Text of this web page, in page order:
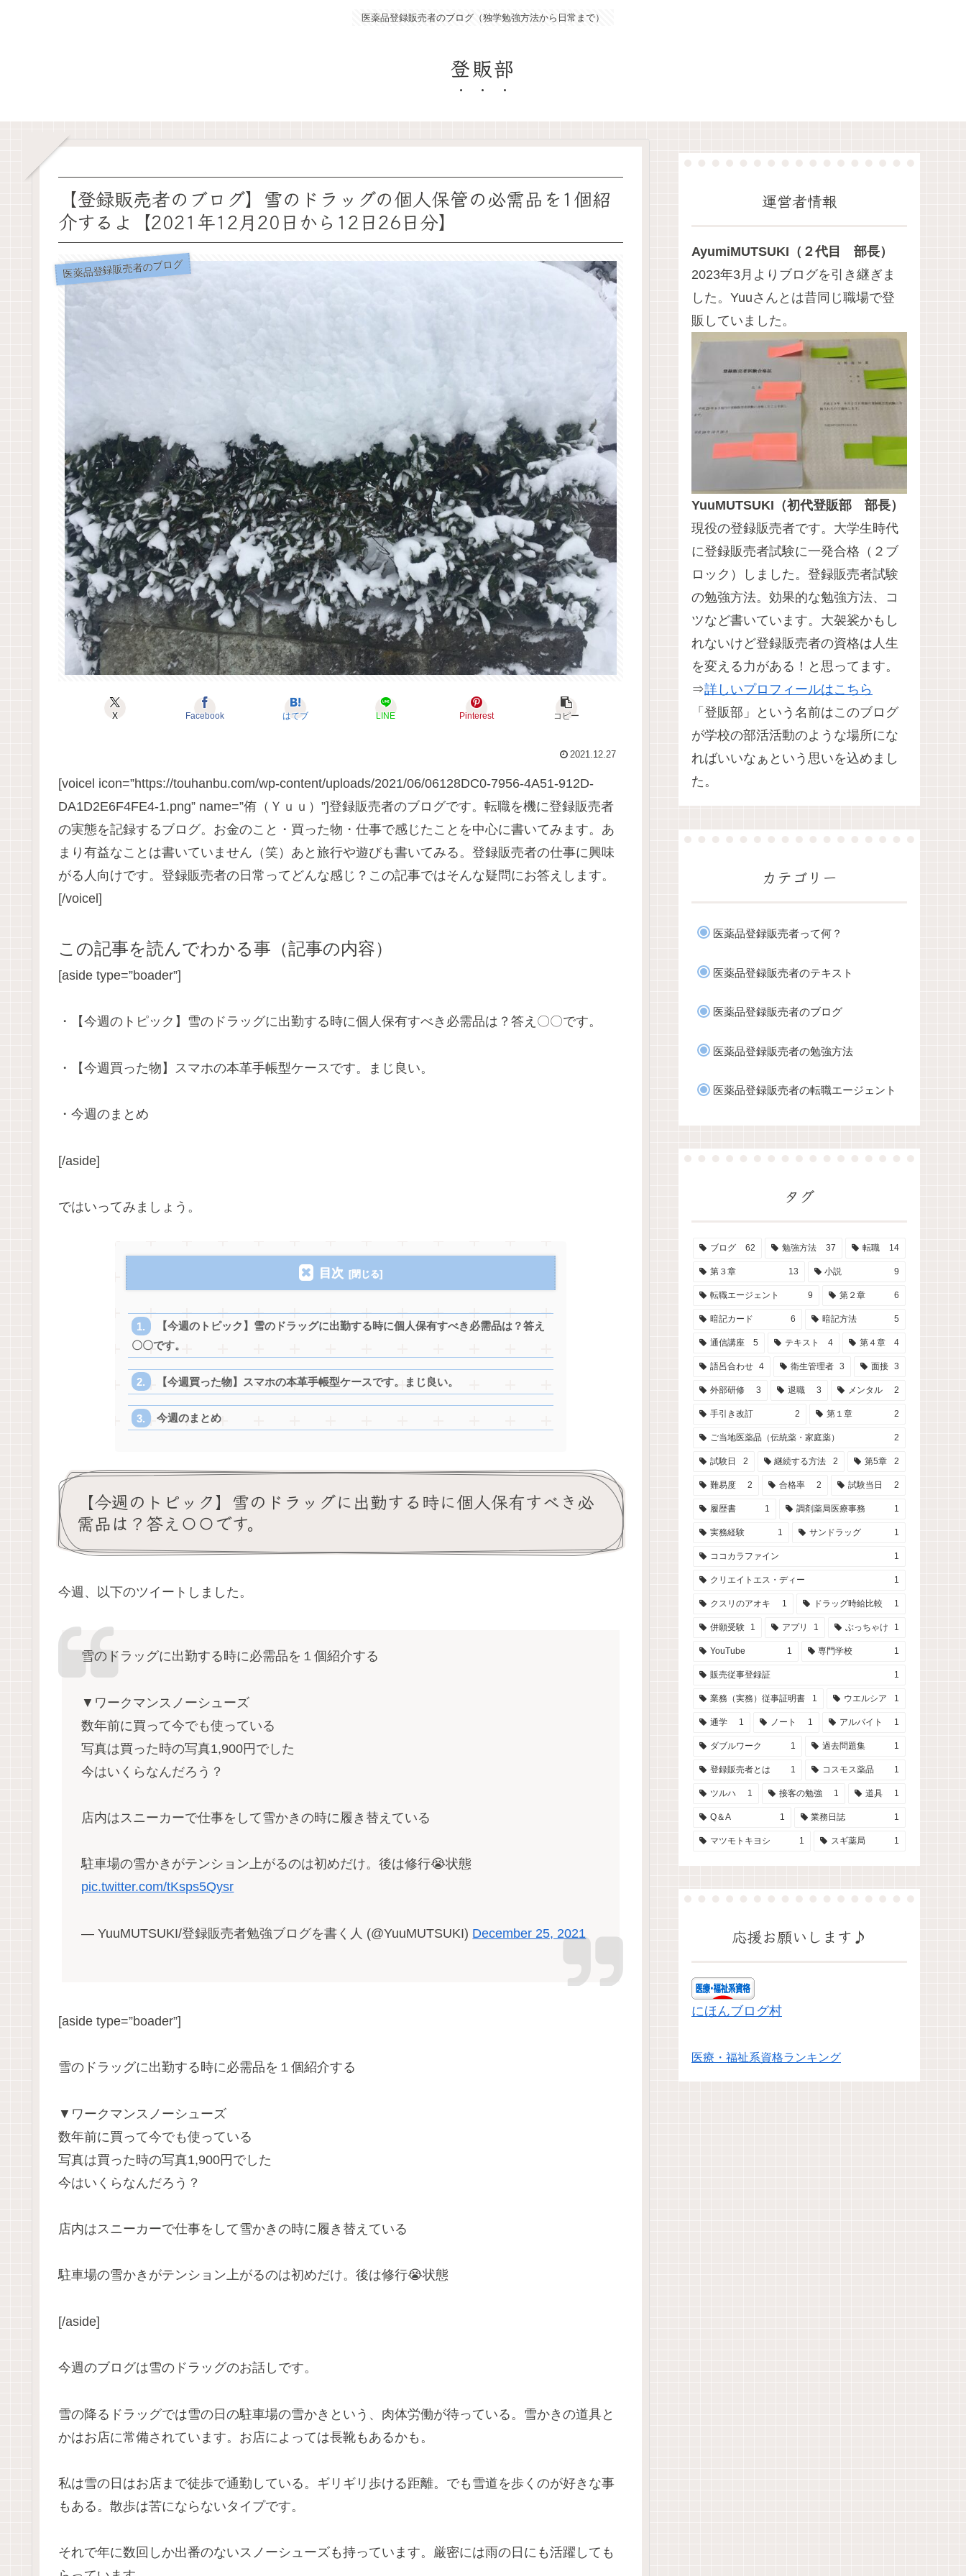
医薬品登録販売者のブログ（独学勉強方法から日常まで）
登販部
【登録販売者のブログ】雪のドラッグの個人保管の必需品を1個紹
介するよ【2021年12月20日から12日26日分】
医薬品登録販売者のブログ
X Facebook はてブ LINE Pinterest コピー
2021.12.27
[voicel icon=”https://touhanbu.com/wp-content/uploads/2021/06/06128DC0-7956-4A51-912D-
DA1D2E6F4FE4-1.png” name=”侑（Ｙｕｕ）”]登録販売者のブログです。転職を機に登録販売者
の実態を記録するブログ。お金のこと・買った物・仕事で感じたことを中心に書いてみます。あ
まり有益なことは書いていません（笑）あと旅行や遊びも書いてみる。登録販売者の仕事に興味
がる人向けです。登録販売者の日常ってどんな感じ？この記事ではそんな疑問にお答えします。
[/voicel]
この記事を読んでわかる事（記事の内容）
[aside type=”boader”]
・【今週のトピック】雪のドラッグに出勤する時に個人保有すべき必需品は？答え〇〇です。
・【今週買った物】スマホの本革手帳型ケースです。まじ良い。
・今週のまとめ
[/aside]
ではいってみましょう。
目次
【今週のトピック】雪のドラッグに出勤する時に個人保有すべき必需品は？答え
〇〇です。
【今週買った物】スマホの本革手帳型ケースです。まじ良い。
今週のまとめ
【今週のトピック】雪のドラッグに出勤する時に個人保有すべき必
需品は？答え〇〇です。
今週、以下のツイートしました。
雪のドラッグに出勤する時に必需品を１個紹介する
▼ワークマンスノーシューズ
数年前に買って今でも使っている
写真は買った時の写真1,900円でした
今はいくらなんだろう？
店内はスニーカーで仕事をして雪かきの時に履き替えている
駐車場の雪かきがテンション上がるのは初めだけ。後は修行😭状態
pic.twitter.com/tKsps5Qysr
— YuuMUTSUKI/登録販売者勉強ブログを書く人 (@YuuMUTSUKI)December 25, 2021
[aside type=”boader”]
雪のドラッグに出勤する時に必需品を１個紹介する
▼ワークマンスノーシューズ
数年前に買って今でも使っている
写真は買った時の写真1,900円でした
今はいくらなんだろう？
店内はスニーカーで仕事をして雪かきの時に履き替えている
駐車場の雪かきがテンション上がるのは初めだけ。後は修行😭状態
[/aside]
今週のブログは雪のドラッグのお話しです。
雪の降るドラッグでは雪の日の駐車場の雪かきという、肉体労働が待っている。雪かきの道具と
かはお店に常備されています。お店によっては長靴もあるかも。
私は雪の日はお店まで徒歩で通勤している。ギリギリ歩ける距離。でも雪道を歩くのが好きな事
もある。散歩は苦にならないタイプです。
それで年に数回しか出番のないスノーシューズも持っています。厳密には雨の日にも活躍しても
運営者情報
AyumiMUTSUKI（２代目 部長）
2023年3月よりブログを引き継ぎま
した。Yuuさんとは昔同じ職場で登
販していました。
YuuMUTSUKI（初代登販部 部長）
現役の登録販売者です。大学生時代
に登録販売者試験に一発合格（２ブ
ロック）しました。登録販売者試験
の勉強方法。効果的な勉強方法、コ
ツなど書いています。大袈裟かもし
れないけど登録販売者の資格は人生
を変える力がある！と思ってます。
⇒詳しいプロフィールはこちら
「登販部」という名前はこのブログ
が学校の部活活動のような場所にな
ればいいなぁという思いを込めまし
た。
カテゴリー
医薬品登録販売者って何？
医薬品登録販売者のテキスト
医薬品登録販売者のブログ
医薬品登録販売者の勉強方法
医薬品登録販売者の転職エージェント
タグ
ブログ 62 勉強方法 37 転職 14
第３章 13 小説 9
転職エージェント 9 第２章 6
暗記カード 6 暗記方法 5
通信講座 5 テキスト 4 第４章 4
語呂合わせ 4 衛生管理者 3 面接 3
外部研修 3 退職 3 メンタル 2
手引き改訂 2 第１章 2
ご当地医薬品（伝統薬・家庭薬） 2
試験日 2 継続する方法 2 第5章 2
難易度 2 合格率 2 試験当日 2
履歴書 1 調剤薬局医療事務 1
実務経験 1 サンドラッグ 1
ココカラファイン 1
クリエイトエス・ディー 1
クスリのアオキ 1 ドラッグ時給比較 1
併願受験 1 アプリ 1 ぶっちゃけ 1
YouTube 1 専門学校 1
販売従事登録証 1
業務（実務）従事証明書 1 ウエルシア 1
通学 1 ノート 1 アルバイト 1
ダブルワーク 1 過去問題集 1
登録販売者とは 1 コスモス薬品 1
ツルハ 1 接客の勉強 1 道具 1
Q＆A 1 業務日誌 1
マツモトキヨシ 1 スギ薬局 1
応援お願いします♪
にほんブログ村
医療・福祉系資格ランキング